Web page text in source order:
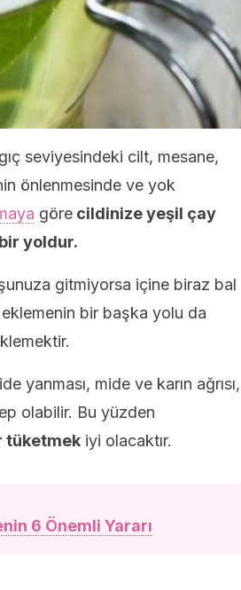
seviyesindeki cilt, mesane,
önlenmesinde ve yok
göre cildinize yeşil çay
yoldur.
gitmiyorsa içine biraz bal
bir başka yolu da
yanması, mide ve karın ağrısı,
olabilir. Bu yüzden
tüketmek iyi olacaktır.
6 Önemli Yararı